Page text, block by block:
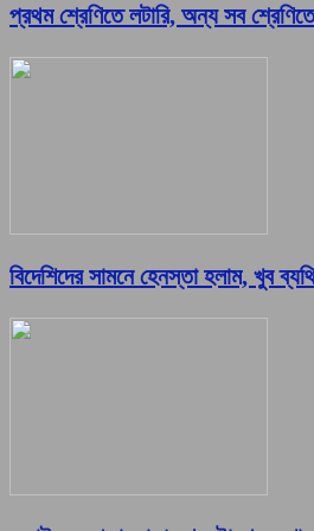
প্রথম শ্রেণিতে লটারি, অন্য সব শ্রেণিতে
বিদেশিদের সামনে হেনস্তা হলাম, খুব